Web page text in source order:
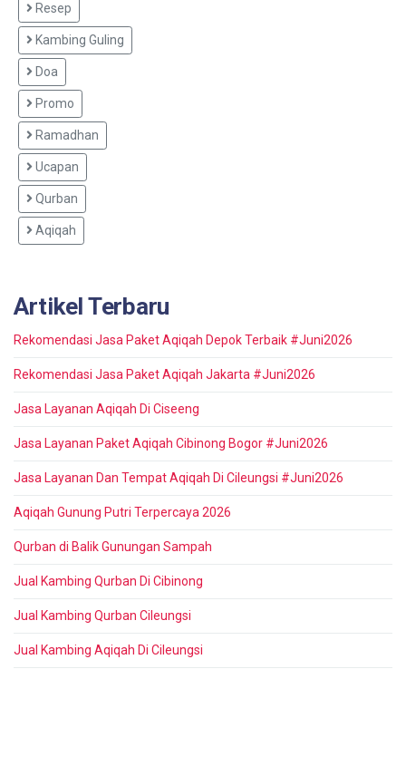
Resep
Kambing Guling
Doa
Promo
Ramadhan
Ucapan
Qurban
Aqiqah
Artikel Terbaru
Rekomendasi Jasa Paket Aqiqah Depok Terbaik #Juni2026
Rekomendasi Jasa Paket Aqiqah Jakarta #Juni2026
Jasa Layanan Aqiqah Di Ciseeng
Jasa Layanan Paket Aqiqah Cibinong Bogor #Juni2026
Jasa Layanan Dan Tempat Aqiqah Di Cileungsi #Juni2026
Aqiqah Gunung Putri Terpercaya 2026
Qurban di Balik Gunungan Sampah
Jual Kambing Qurban Di Cibinong
Jual Kambing Qurban Cileungsi
Jual Kambing Aqiqah Di Cileungsi